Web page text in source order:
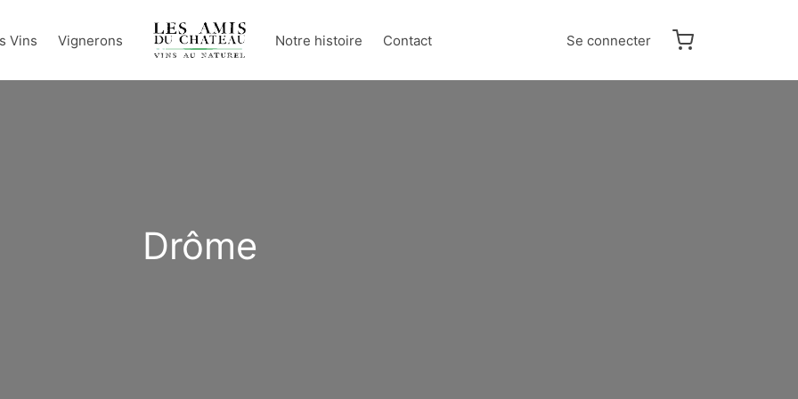
Vins Vignerons Notre histoire Contact Se connecter
Drôme